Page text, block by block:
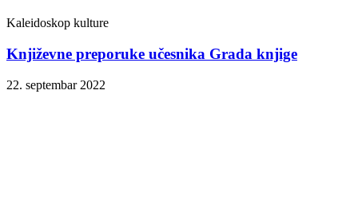
Kaleidoskop kulture
Književne preporuke učesnika Grada knjige
22. septembar 2022